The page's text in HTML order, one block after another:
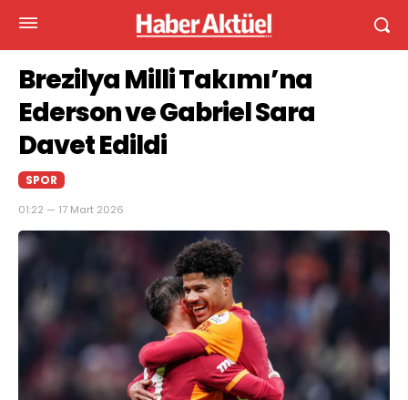
Brezilya Milli Takımı’na
Ederson ve Gabriel Sara
Davet Edildi
SPOR
01:22 — 17 Mart 2026